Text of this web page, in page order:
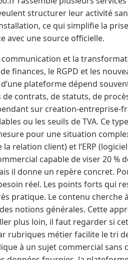
structurer leur activité
ce qui simplifie la
avec une source officielle.
et la
finances, le RGPD et les
plateforme dépend
contrats, de statuts, de
sur creation-entreprise-
ou les seuils de TVA. Ce
pour une situation
relation client) et l’ERP
capable de viser 20 %
il donne un repère concret.
réel. Les points forts qui
pratique. Le contenu cherche à
notions générales. Cette
plus loin, il faut regarder si
rubriques métier facilite le tri
à un sujet commercial sans